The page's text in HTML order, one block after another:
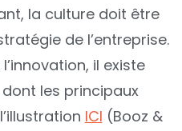
la culture doit être
de l’entreprise.
il existe
les principaux
ICI (Booz &